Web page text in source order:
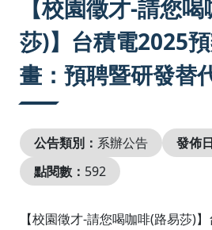
【校園徵才-請您
莎)】台積電2025
畫：預聘暨研發替
公告類別： 系辦公告 發佈
點閱數： 592
【校園徵才-請您喝咖啡(路易莎)